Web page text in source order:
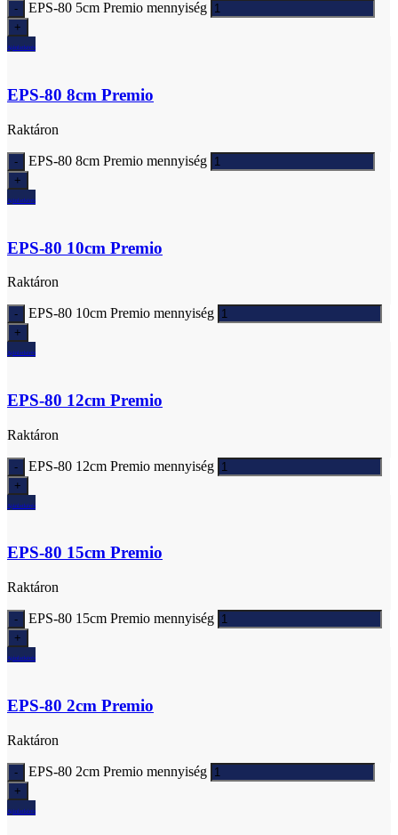
EPS-80 5cm Premio mennyiség
Ajánlatkérés
EPS-80 8cm Premio
Raktáron
EPS-80 8cm Premio mennyiség
Ajánlatkérés
EPS-80 10cm Premio
Raktáron
EPS-80 10cm Premio mennyiség
Ajánlatkérés
EPS-80 12cm Premio
Raktáron
EPS-80 12cm Premio mennyiség
Ajánlatkérés
EPS-80 15cm Premio
Raktáron
EPS-80 15cm Premio mennyiség
Ajánlatkérés
EPS-80 2cm Premio
Raktáron
EPS-80 2cm Premio mennyiség
Ajánlatkérés